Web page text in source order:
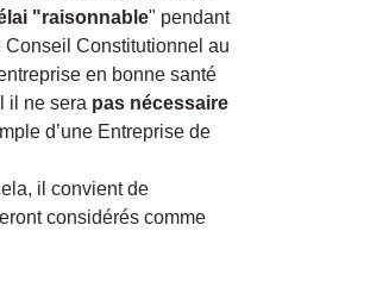
"raisonnable" pendant
Constitutionnel au
en bonne santé
il ne sera pas nécessaire
d’une Entreprise de
il convient de
considérés comme